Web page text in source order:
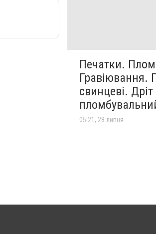
Печатки.
Гравіювання.
свинцеві. Дріт
05:21, 28 липня